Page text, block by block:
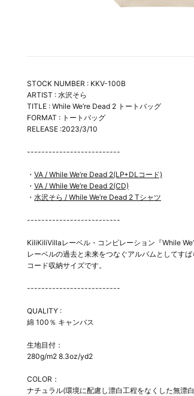
STOCK NUMBER : KKV-100B
ARTIST : 水沢そら
TITLE : While We’re Dead 2 トートバッグ
FORMAT : トートバッグ
RELEASE :2023/3/10
--------------------------
・ VA / While We’re Dead 2(LP+DLコード)
・ VA / While We’re Dead 2(CD)
・ 水沢そら / While We’re Dead 2 Tシャツ
--------------------------
KiliKiliVillaレーベル・コンピレーション『While
レーベルの過去と未来をつなぐアルバムとしてす
コード収納サイズです。
--------------------------
QUALITY :
綿 100％ キャンバス
生地目付：
280g/m2 8.3oz/yd2
COLOR：
ナチュラル(環境に配慮し漂白工程をなくした無漂